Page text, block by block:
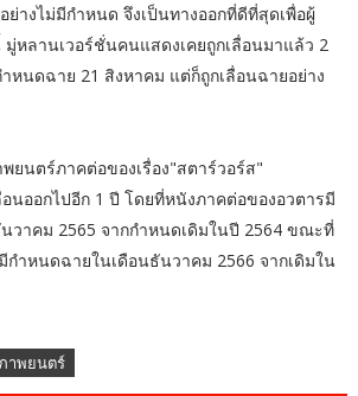
างไม่มีกำหนด จึงเป็นทางออกที่ดีที่สุดเพื่อผู้
หลานเวอร์ชั่นคนแสดงเคยถูกเลื่อนมาแล้ว 2
หนดฉาย 21 สิงหาคม แต่ก็ถูกเลื่อนฉายอย่าง
ยนตร์ภาคต่อของเรื่อง"สตาร์วอร์ส"
นออกไปอีก 1 ปี โดยที่หนังภาคต่อของอวตารมี
วาคม 2565 จากกำหนดเดิมในปี 2564 ขณะที่
ำหนดฉายในเดือนธันวาคม 2566 จากเดิมใน
าพยนตร์